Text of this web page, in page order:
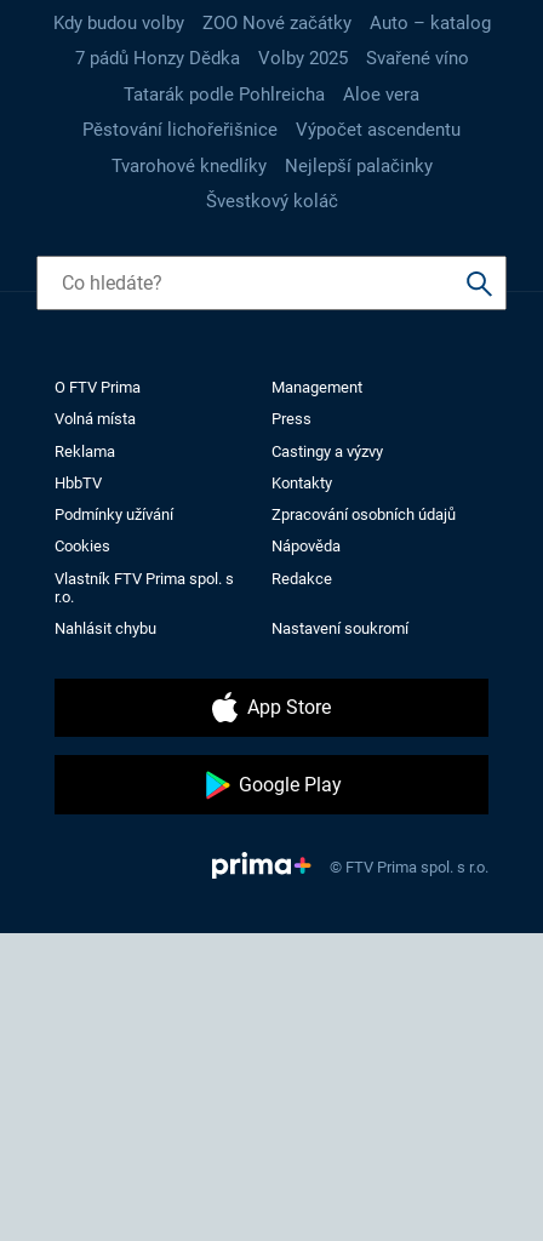
Kdy budou volby
ZOO Nové začátky
Auto – katalog
7 pádů Honzy Dědka
Volby 2025
Svařené víno
Tatarák podle Pohlreicha
Aloe vera
Pěstování lichořeřišnice
Výpočet ascendentu
Tvarohové knedlíky
Nejlepší palačinky
Švestkový koláč
O FTV Prima
Management
Volná místa
Press
Reklama
Castingy a výzvy
HbbTV
Kontakty
Podmínky užívání
Zpracování osobních údajů
Cookies
Nápověda
Vlastník FTV Prima spol. s
r.o.
Redakce
Nahlásit chybu Nastavení soukromí
App Store
Google Play
© FTV Prima spol. s r.o.